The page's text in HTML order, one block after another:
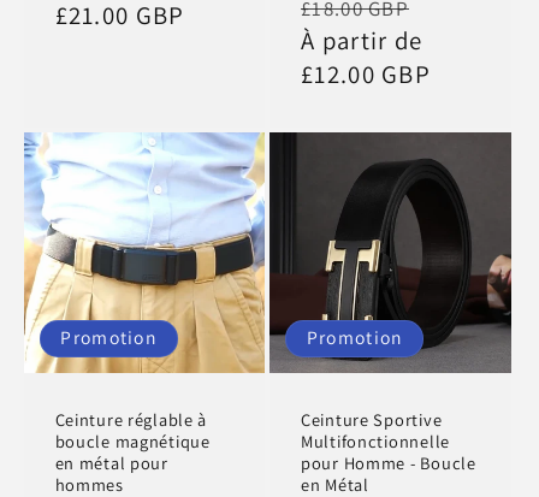
£21.00 GBP
des
habituel
£18.00 GBP
À partir de
£12.00 GBP
Promotion
Ceinture réglable à
boucle magnétique
en métal pour
hommes
Promotion
Ceinture Sportive
Multifonctionnelle
pour Homme - Boucle
en Métal